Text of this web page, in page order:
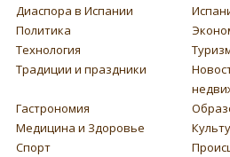
Диаспора в Испании
Политика
Технология
Традиции и праздники
Гастрономия
Медицина и Здоровье
Спорт